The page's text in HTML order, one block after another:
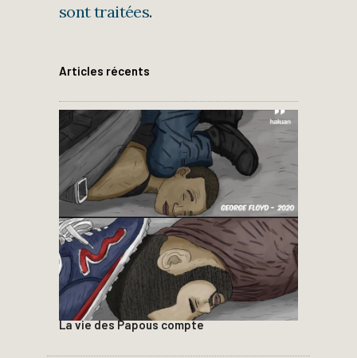
sont traitées.
Articles récents
La vie des Papous compte